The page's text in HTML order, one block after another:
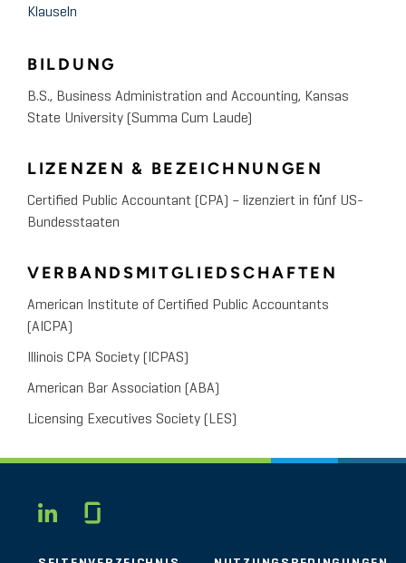
Klauseln
BILDUNG
B.S., Business Administration and Accounting, Kansas
State University (Summa Cum Laude)
LIZENZEN & BEZEICHNUNGEN
Certified Public Accountant (CPA) – lizenziert in fünf US-
Bundesstaaten
VERBANDSMITGLIEDSCHAFTEN
American Institute of Certified Public Accountants
(AICPA)
Illinois CPA Society (ICPAS)
American Bar Association (ABA)
Licensing Executives Society (LES)
LINKEDIN